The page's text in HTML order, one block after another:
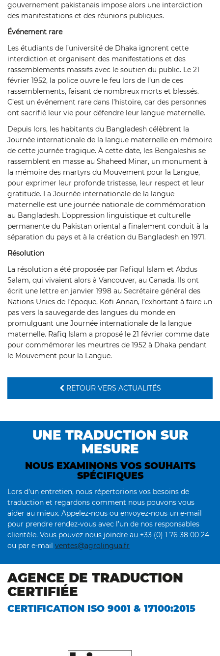
gouvernement pakistanais impose alors une interdiction
des manifestations et des réunions publiques.
Événement rare
Les étudiants de l’université de Dhaka ignorent cette
interdiction et organisent des manifestations et des
rassemblements massifs avec le soutien du public. Le 21
février 1952, la police ouvre le feu lors de l’un de ces
rassemblements, faisant de nombreux morts et blessés.
C’est un événement rare dans l’histoire, car des personnes
ont sacrifié leur vie pour défendre leur langue maternelle.
Depuis lors, les habitants du Bangladesh célèbrent la
Journée internationale de la langue maternelle en mémoire
de cette journée tragique. À cette date, les Bengaleshis se
rassemblent en masse au Shaheed Minar, un monument à
la mémoire des martyrs du Mouvement pour la Langue,
pour exprimer leur profonde tristesse, leur respect et leur
gratitude. La Journée internationale de la langue
maternelle est une journée nationale de commémoration
au Bangladesh. L’oppression linguistique et culturelle
permanente du Pakistan oriental a finalement conduit à la
séparation du pays et à la création du Bangladesh en 1971.
Résolution
La résolution a été proposée par Rafiqul Islam et Abdus
Salam, qui vivaient alors à Vancouver, au Canada. Ils ont
écrit une lettre en janvier 1998 au Secrétaire général des
Nations Unies de l’époque, Kofi Annan, l’exhortant à faire un
pas vers la sauvegarde des langues du monde en
promulguant une Journée internationale de la langue
maternelle. Rafiq Islam a proposé le 21 février comme date
pour commémorer les meurtres de 1952 à Dhaka pendant
le Mouvement pour la Langue.
RETOUR VERS ACTUALITÉS
UNE TRADUCTION SUR
MESURE
NOUS EXAMINONS VOS SOUHAITS
SPÉCIFIQUES
Lors d’un entretien, nous répertorions vos besoins de
traduction et regardons comment nous pouvons vous
aider au mieux. Appelez-nous ou envoyez-nous un e-mail
pour prendre rendez-vous avec l’un de nos responsables
clientèle. Vous pouvez nous joindre au +33 (0) 1 76 38 00 24
ou par e-mail ventes@agrolingua.fr
AGENCE DE TRADUCTION
CERTIFIÉE
CERTIFICATION ISO 9001 & 17100:2015